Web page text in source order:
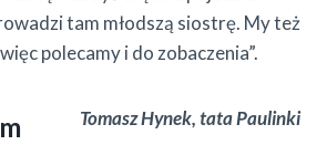
tam młodszą siostrę. My też
polecamy i do zobaczenia”.
Tomasz Hynek, tata Paulinki